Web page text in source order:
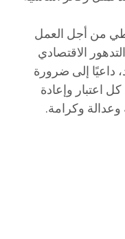
من أجل العمل
الاقتصادي
داعيًا إلى ضرورة
اعتبار وإعادة
وكرامة.